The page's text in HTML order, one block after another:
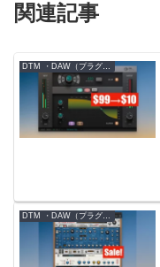
関連記事
DTM ・DAW（プラグイン、シンセなど）のセール情報